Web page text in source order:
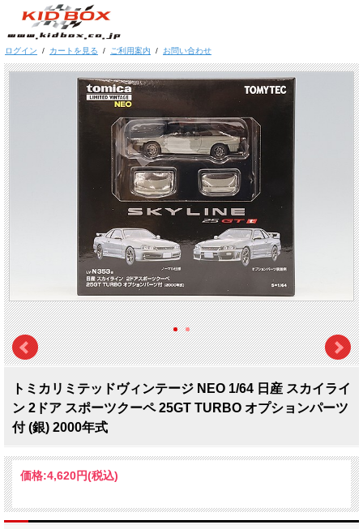
ログイン / カートを見る / ご利用案内 / お問い合わせ
トミカリミテッドヴィンテージ NEO 1/64 日産 スカイライ
ン 2ドア スポーツクーペ 25GT TURBO オプションパーツ
付 (銀) 2000年式
価格:4,620円(税込)